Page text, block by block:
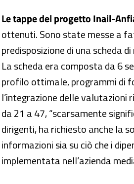
Le tappe del progetto Inail-
ottenuti. Sono state messe a
predisposizione di una scheda
La scheda era composta da 6
profilo ottimale, programmi di
l’integrazione delle valutazioni
da 21 a 47, “scarsamente
dirigenti, ha richiesto anche la
informazioni sia su ciò che i
implementata nell’azienda